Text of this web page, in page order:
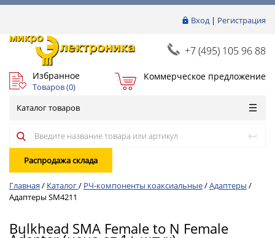
Вход| Регистрация
+7 (495) 105 96 88
Избранное
Товаров (0)
Коммерческое предложение
Каталог товаров
Распродажа склада
Главная / Каталог/ РЧ-компоненты коаксиальные/Адаптеры /
Адаптеры SM4211
Bulkhead SMA Female to N Female